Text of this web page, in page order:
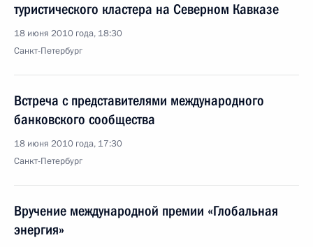
туристического кластера на Северном Кавказе
18 июня 2010 года, 18:30
Санкт-Петербург
Встреча с представителями международного
банковского сообщества
18 июня 2010 года, 17:30
Санкт-Петербург
Вручение международной премии «Глобальная
энергия»